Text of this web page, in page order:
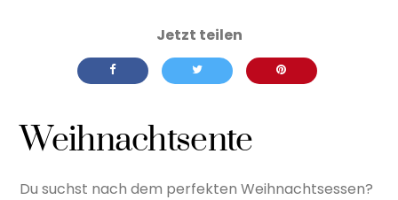
Weihnachtsente
Du suchst nach dem perfekten Weihnachtsessen?